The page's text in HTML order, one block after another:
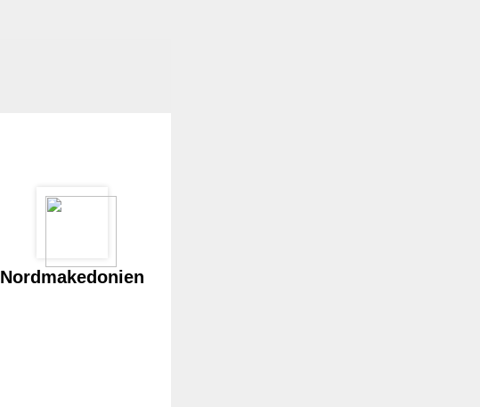
Nordmakedonien